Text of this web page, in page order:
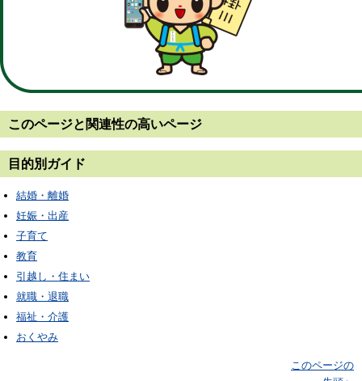
このページと 関連性の高いページ
目的別ガイド
結婚・離婚
妊娠・出産
子育て
教育
引越し・住まい
就職・退職
福祉・介護
おくやみ
このページの